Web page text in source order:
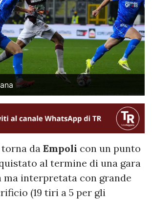
torna da Empoli con un punto
al termine di una gara
interpretata con grande
(19 tiri a 5 per gli